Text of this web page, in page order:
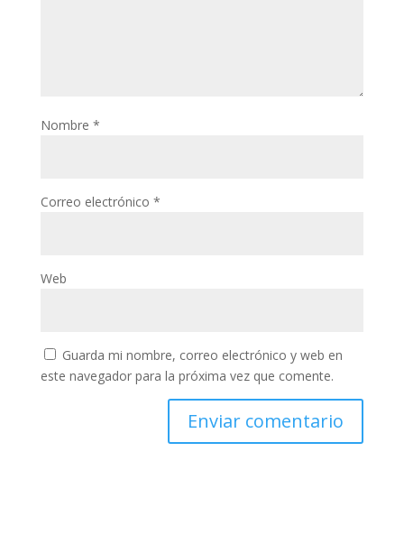
Nombre *
Correo electrónico *
Web
Guarda mi nombre, correo electrónico y web en
este navegador para la próxima vez que comente.